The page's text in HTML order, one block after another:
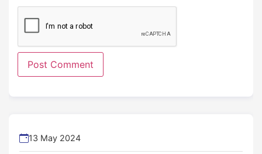
13 May 2024